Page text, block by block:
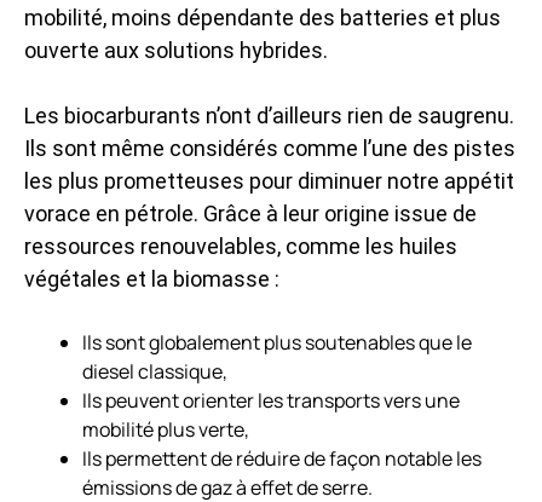
mobilité, moins dépendante des batteries et plus
ouverte aux solutions hybrides.
Les biocarburants n’ont d’ailleurs rien de saugrenu.
Ils sont même considérés comme l’une des pistes
les plus prometteuses pour diminuer notre appétit
vorace en pétrole. Grâce à leur origine issue de
ressources renouvelables, comme les huiles
végétales et la biomasse :
Ils sont globalement plus soutenables que le
diesel classique,
Ils peuvent orienter les transports vers une
mobilité plus verte,
Ils permettent de réduire de façon notable les
émissions de gaz à effet de serre.